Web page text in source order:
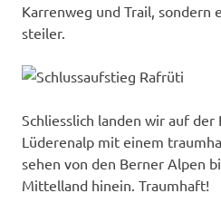
Karrenweg und Trail, sondern
steiler.
Schliesslich landen wir auf
Lüderenalp mit einem
sehen von den Berner Alpen
Mittelland hinein. Traumhaft!